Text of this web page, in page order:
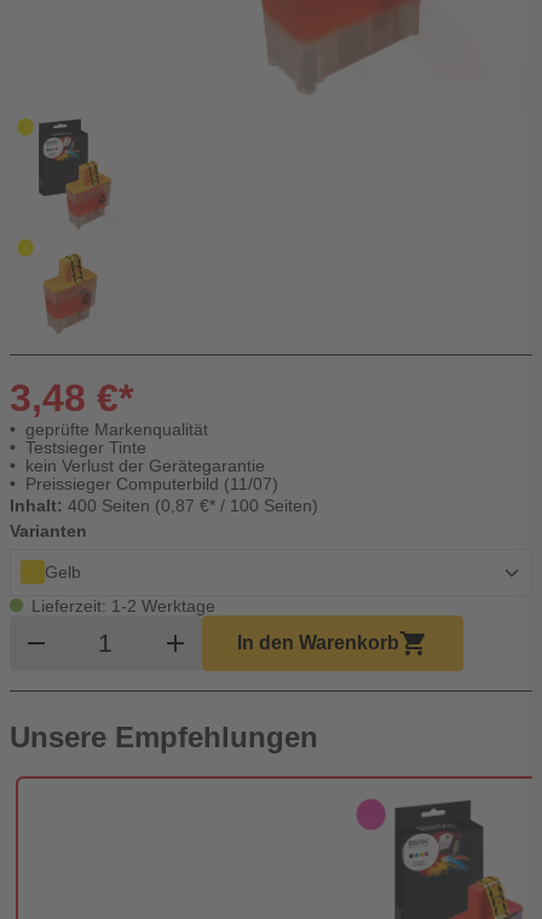
3,48 €*
geprüfte Markenqualität
Testsieger Tinte
kein Verlust der Gerätegarantie
Preissieger Computerbild (11/07)
Inhalt: 400 Seiten (0,87 €* / 100 Seiten)
Varianten
Gelb
Lieferzeit: 1-2 Werktage
remove Produkt Warenkorb Menge
add In den Warenkorbshopping_cart
Unsere Empfehlungen